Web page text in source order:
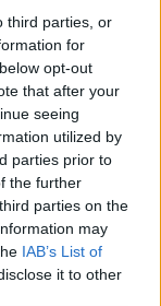
third parties, or
for
opt-out
that after your
seeing
utilized by
parties prior to
the further
parties on the
may
IAB’s List of
it to other
140 filmów w
liczby wchodzą
i informacyjne.
przez
się będzie na
na grupie na
Za poziom
takie osoby,
„Nitro”